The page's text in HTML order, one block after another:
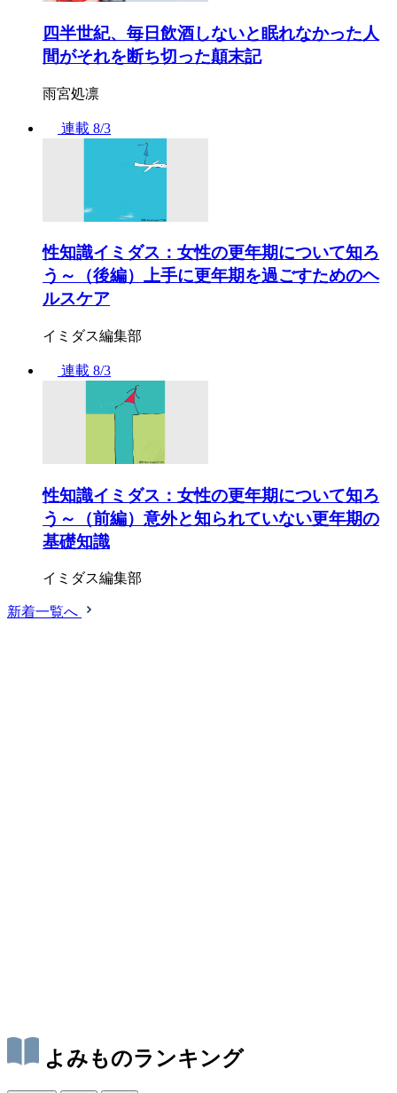
四半世紀、毎日飲酒しないと眠れなかった人
間がそれを断ち切った顛末記
雨宮処凛
連載 8/3
性知識イミダス：女性の更年期について知ろ
う～（後編）上手に更年期を過ごすためのヘ
ルスケア
イミダス編集部
連載 8/3
性知識イミダス：女性の更年期について知ろ
う～（前編）意外と知られていない更年期の
基礎知識
イミダス編集部
新着一覧へ
よみものランキング